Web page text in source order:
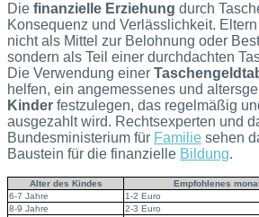
Die finanzielle Erziehung durch
Konsequenz und Verlässlichkeit.
nicht als Mittel zur Belohnung oder
sondern als Teil einer durchdachten
Die Verwendung einer
helfen, ein angemessenes und
Kinder festzulegen, das regelmäßig
ausgezahlt wird. Rechtsexperten und
Bundesministerium für Familie sehen
Baustein für die finanzielle Bildung.
Alter des Kindes
Empfohlenes
6-7 Jahre
1-2 Euro
8-9 Jahre
2-3 Euro